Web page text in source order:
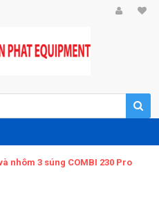
nhôm 3 súng COMBI 230 Pro